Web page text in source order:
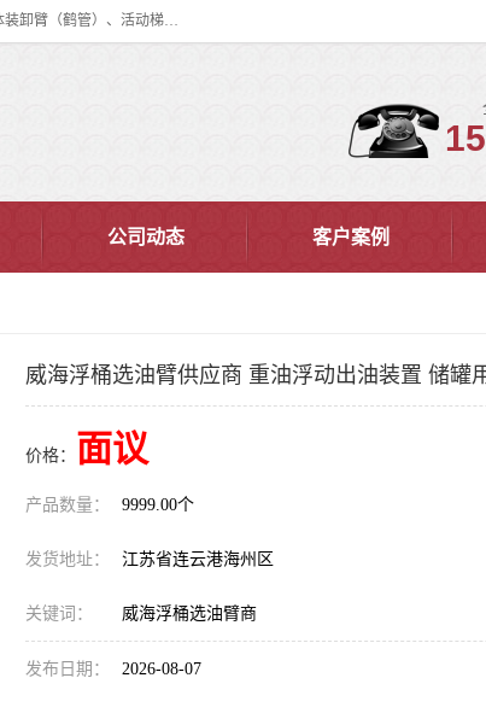
连云港华德石油化工机械有限公司（原连云港石油化工机械总厂），始创于1982年，是从事码头船用流体装卸臂、陆用流体装卸臂（鹤管）、活动梯、钢构平台、定量装车系统等全系列流体装卸设备的设计、制造、销售以及服务的专业供应商。
公司动态 客户案例
威海浮桶选油臂供应商 重油浮动出油装置 储罐
价格： 面议
产品数量： 9999.00个
发货地址： 江苏省连云港海州区
关键词： 威海浮桶选油臂商
发布日期： 2026-08-07